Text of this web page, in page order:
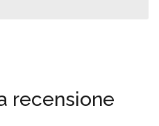
recensione